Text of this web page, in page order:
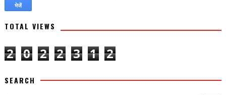
TOTAL VIEWS
2 0 2 2 3 1 2
SEARCH